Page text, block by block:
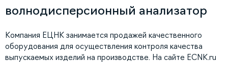
волнодисперсионный анализатор
Компания ЕЦНК занимается продажей качественного
оборудования для осуществления контроля качества
выпускаемых изделий на производстве. На сайте ECNK.ru